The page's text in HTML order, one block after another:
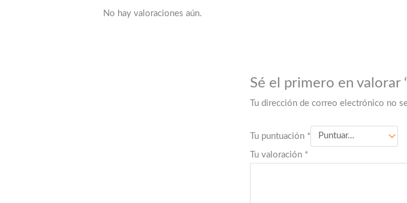
No hay valoraciones aún.
Sé el primero en valorar
Tu dirección de correo electrónico no
Tu puntuación *
Tu valoración *